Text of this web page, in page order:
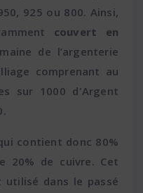
925 ou 800. Ainsi,
couvert en
de l’argenterie
comprenant au
sur 1000 d'Argent
contient donc 80%
20% de cuivre. Cet
dans le passé